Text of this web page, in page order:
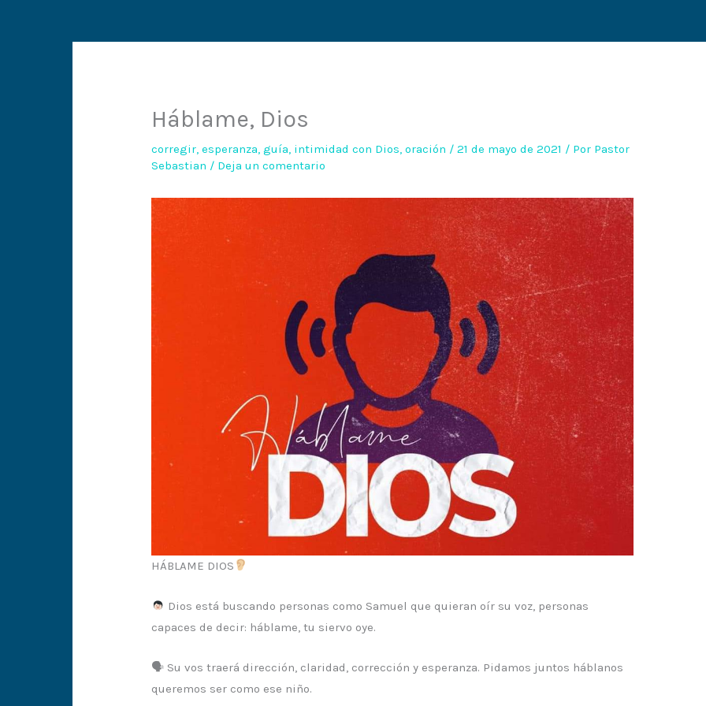
Háblame, Dios
corregir,esperanza,guía, intimidad con Dios,oración /21 de mayo de 2021 / Por Pastor
Sebastian / Deja un comentario
HÁBLAME DIOS
Dios está buscando personas como Samuel que quieran oír su voz, personas
capaces de decir: háblame, tu siervo oye.
🗣 Su vos traerá dirección, claridad, corrección y esperanza. Pidamos juntos háblanos
queremos ser como ese niño.